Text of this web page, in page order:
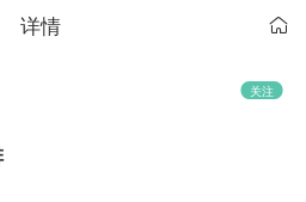
详情
关注